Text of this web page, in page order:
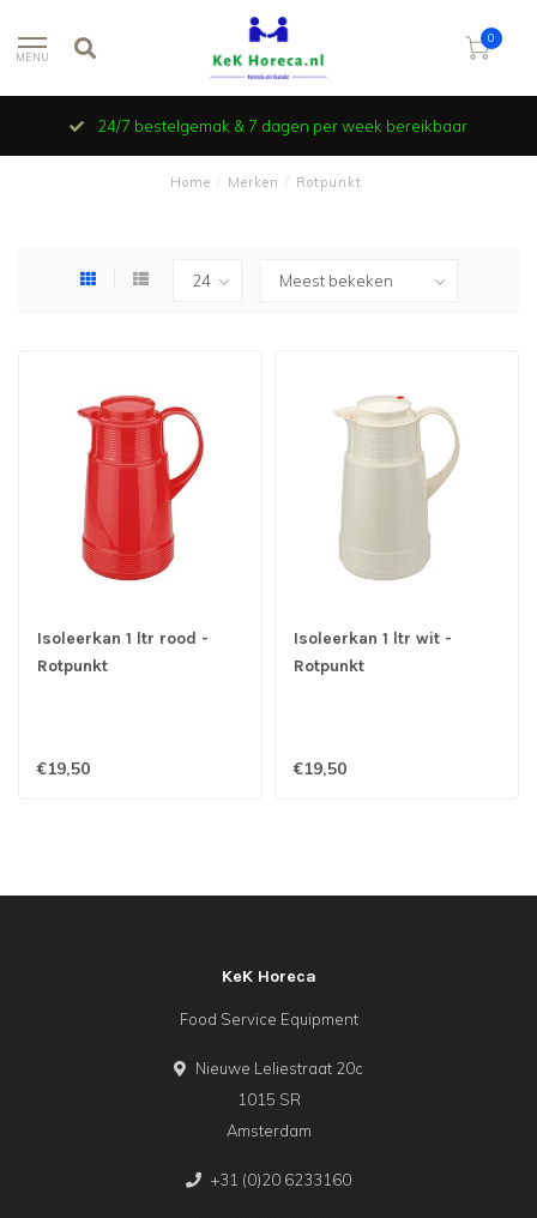
MENU
0
24/7 bestelgemak & 7 dagen per week bereikbaar
Home Merken Rotpunkt
Isoleerkan 1 ltr rood -
Rotpunkt
€19,50
Isoleerkan 1 ltr wit -
Rotpunkt
€19,50
KeK Horeca
Food Service Equipment
Nieuwe Leliestraat 20c
1015 SR
Amsterdam
+31 (0)20 6233160